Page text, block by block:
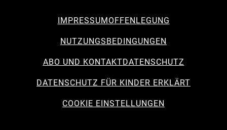
IMPRESSUMOFFENLEGUNG
NUTZUNGSBEDINGUNGEN
ABO UND KONTAKTDATENSCHUTZ
DATENSCHUTZ FÜR KINDER ERKLÄRT
COOKIE EINSTELLUNGEN